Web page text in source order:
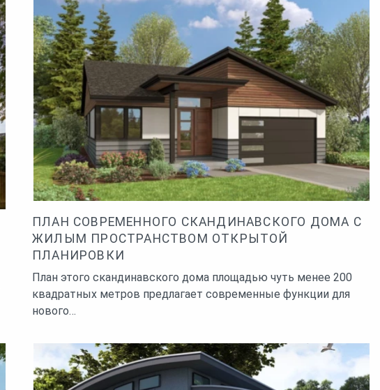
ПЛАН СОВРЕМЕННОГО СКАНДИНАВСКОГО ДОМА С
ЖИЛЫМ ПРОСТРАНСТВОМ ОТКРЫТОЙ
ПЛАНИРОВКИ
План этого скандинавского дома площадью чуть менее 200
квадратных метров предлагает современные функции для
нового…